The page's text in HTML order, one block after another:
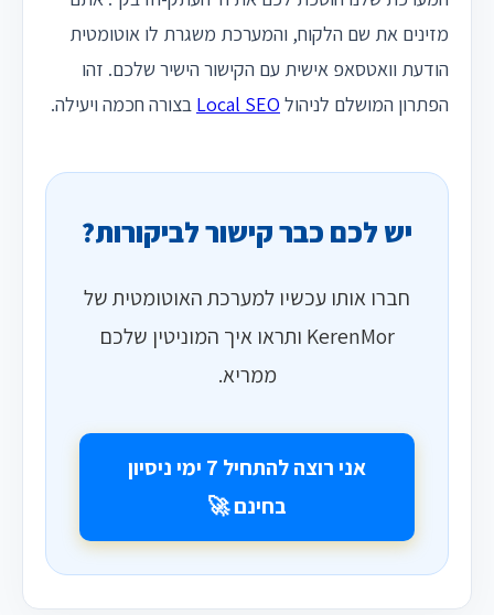
מזינים את שם הלקוח, והמערכת משגרת לו אוטומטית
הודעת וואטסאפ אישית עם הקישור הישיר שלכם. זהו
הפתרון המושלם לניהול Local SEO בצורה חכמה ויעילה.
יש לכם כבר קישור לביקורות?
חברו אותו עכשיו למערכת האוטומטית של
KerenMor ותראו איך המוניטין שלכם
ממריא.
אני רוצה להתחיל 7 ימי ניסיון
בחינם 🚀